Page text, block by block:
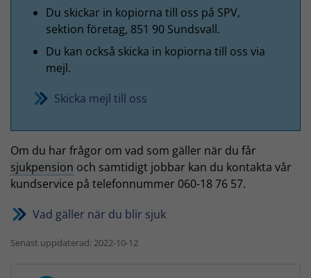
Du skickar in kopiorna till oss på SPV,
sektion företag, 851 90 Sundsvall.
Du kan också skicka in kopiorna till oss via
mejl.
Skicka mejl till oss
Om du har frågor om vad som gäller när du får
sjukpension och samtidigt jobbar kan du kontakta vår
kundservice på telefonnummer 060-18 76 57.
Vad gäller när du blir sjuk
Senast uppdaterad: 2022-10-12